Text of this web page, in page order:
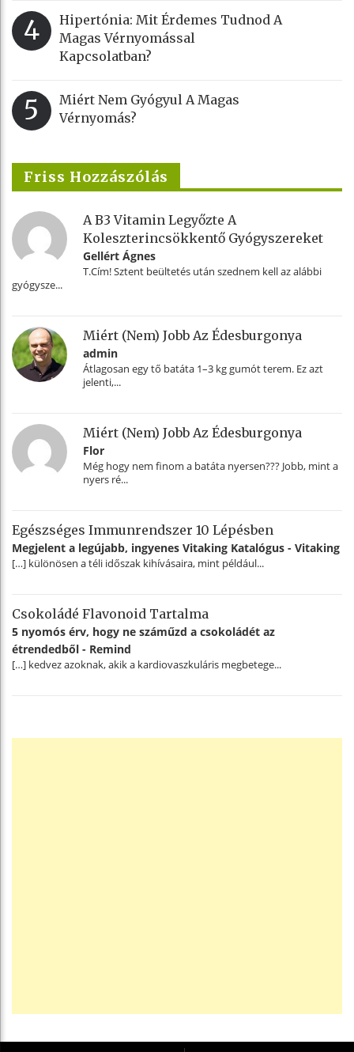
4
Hipertónia: Mit Érdemes Tudnod A
Magas Vérnyomással
Kapcsolatban?
5
Miért Nem Gyógyul A Magas
Vérnyomás?
Friss Hozzászólás
A B3 Vitamin Legyőzte A
Koleszterincsökkentő Gyógyszereket
Gellért Ágnes
T.Cím! Sztent beültetés után szednem kell az alábbi
gyógysze...
Miért (nem) Jobb Az Édesburgonya
admin
Átlagosan egy tő batáta 1–3 kg gumót terem. Ez azt
jelenti,...
Miért (nem) Jobb Az Édesburgonya
Flor
Még hogy nem finom a batáta nyersen??? Jobb, mint a
nyers ré...
Egészséges Immunrendszer 10 Lépésben
Megjelent a legújabb, ingyenes Vitaking Katalógus - Vitaking
[…] különösen a téli időszak kihívásaira, mint például...
Csokoládé Flavonoid Tartalma
5 nyomós érv, hogy ne száműzd a csokoládét az
étrendedből - Remind
[…] kedvez azoknak, akik a kardiovaszkuláris megbetege...